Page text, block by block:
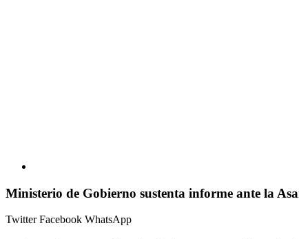
Ministerio de Gobierno sustenta informe ante la
TwitterFacebook WhatsApp